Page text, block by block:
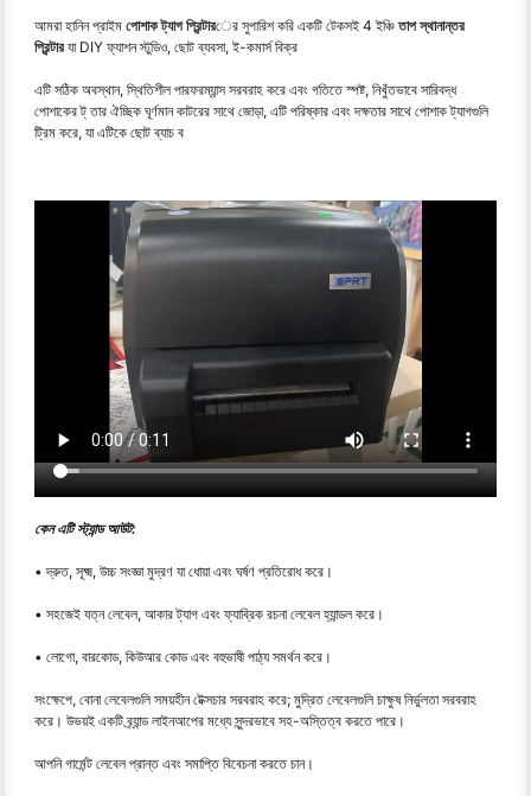
আমরা হানিন প্রাইম পোশাক ট্যাগ প্রিন্টারের সুপারিশ করি একটি টেকসই 4 ইঞ্চিতাপ স্থানান্তর
প্রিন্টারযা DIY ফ্যাশন স্টুডিও, ছোট ব্যবসা, ই-কমার্স বিক্র
এটি সঠিক অবস্থান, স্থিতিশীল পারফরম্যান্স সরবরাহ করে এবং গতিতে স্পষ্ট, নিখুঁতভাবে সারিবদ্ধ
পোশাকের ট্ তার ঐচ্ছিক ঘূর্ণমান কাটরের সাথে জোড়া, এটি পরিষ্কার এবং দক্ষতার সাথে পোশাক ট্যাগগুলি
ট্রিম করে, যা এটিকে ছোট ব্যাচ ব
কেন এটি স্ট্যান্ড আউট:
• দ্রুত, সূক্ষ্ম, উচ্চ সংজ্ঞা মুদ্রণ যা ধোয়া এবং ঘর্ষণ প্রতিরোধ করে।
• সহজেই যত্ন লেবেল, আকার ট্যাগ এবং ফ্যাব্রিক রচনা লেবেল হ্যান্ডল করে।
• লোগো, বারকোড, কিউআর কোড এবং বহুভাষী পাঠ্য সমর্থন করে।
সংক্ষেপে, বোনা লেবেলগুলি সময়হীন টেক্সচার সরবরাহ করে; মুদ্রিত লেবেলগুলি চাক্ষুষ নির্ভুলতা সরবরাহ
করে। উভয়ই একটি ব্র্যান্ড লাইনআপের মধ্যে সুন্দরভাবে সহ-অস্তিত্ব করতে পারে।
আপনি গার্মেন্ট লেবেল প্রান্ত এবং সমাপ্তি বিবেচনা করতে চান।